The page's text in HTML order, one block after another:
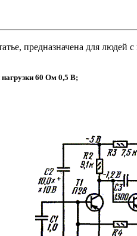
предназначена для
60 Ом 0,5 В;